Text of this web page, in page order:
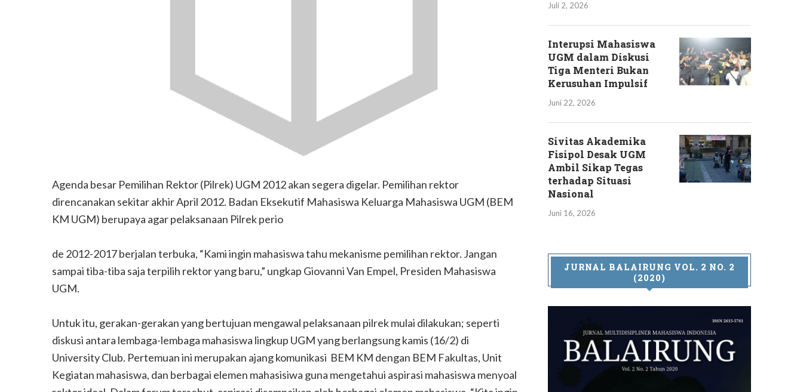
Agenda besar Pemilihan Rektor (Pilrek) UGM 2012 akan segera digelar. Pemilihan rektor
direncanakan sekitar akhir April 2012. Badan Eksekutif Mahasiswa Keluarga Mahasiswa UGM (BEM
KM UGM) berupaya agar pelaksanaan Pilrek perio
de 2012-2017 berjalan terbuka, “Kami ingin mahasiswa tahu mekanisme pemilihan rektor. Jangan
sampai tiba-tiba saja terpilih rektor yang baru,” ungkap Giovanni Van Empel, Presiden Mahasiswa
UGM.
Untuk itu, gerakan-gerakan yang bertujuan mengawal pelaksanaan pilrek mulai dilakukan; seperti
diskusi antara lembaga-lembaga mahasiswa lingkup UGM yang berlangsung kamis (16/2) di
University Club. Pertemuan ini merupakan ajang komunikasi BEM KM dengan BEM Fakultas, Unit
Kegiatan mahasiswa, dan berbagai elemen mahasisiwa guna mengetahui aspirasi mahasiswa menyoal
Juli 2, 2026
Interupsi Mahasiswa
UGM dalam Diskusi
Tiga Menteri Bukan
Kerusuhan Impulsif
Juni 22, 2026
Sivitas Akademika
Fisipol Desak UGM
Ambil Sikap Tegas
terhadap Situasi
Nasional
Juni 16, 2026
JURNAL BALAIRUNG VOL. 2 NO. 2
(2020)